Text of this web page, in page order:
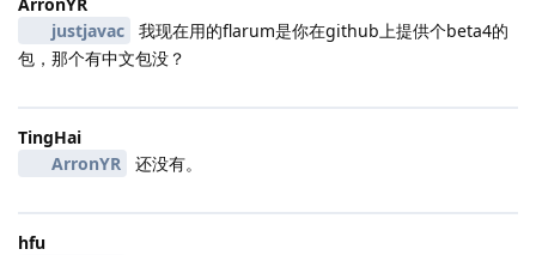
justjavac
我现在用的flarum是你在github上提供个beta4的
包，那个有中文包没？
TingHai
ArronYR
还没有。
hfu